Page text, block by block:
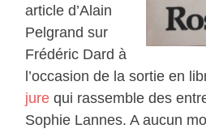
article d’Alain
Pelgrand sur
Frédéric Dard à
l’occasion de la sortie en
jure qui rassemble des
Sophie Lannes. A aucun